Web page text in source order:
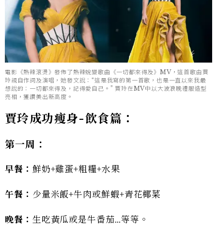
電影《熱辣滾燙》發佈了熱辣蛻變歌曲《一切都來得及》MV，這首歌由賈
玲親自作詞及演唱，她發文說：“這是我寫的第一首歌，也是一直以來我最
想說的：一切都來得及，記得愛自己。” 賈玲在MV中以大波浪晚禮服造型
亮相，獲讚美出新高度。
賈玲成功瘦身-飲食篇：
第一周：
早餐： 鮮奶+雞蛋+粗糧+水果
午餐： 少量米飯+牛肉或鮮蝦+青花椰菜
晚餐： 生吃黃瓜或是牛番茄…等等。